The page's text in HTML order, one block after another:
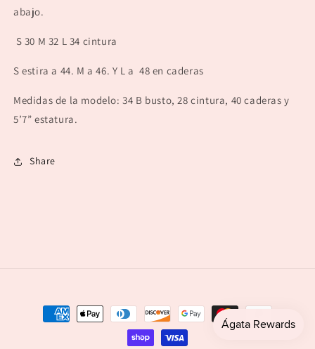
abajo.
S 30 M 32 L 34 cintura
S estira a 44. M a 46. Y L a 48 en caderas
Medidas de la modelo: 34 B busto, 28 cintura, 40 caderas y
5’7” estatura.
Share
Payment
methods